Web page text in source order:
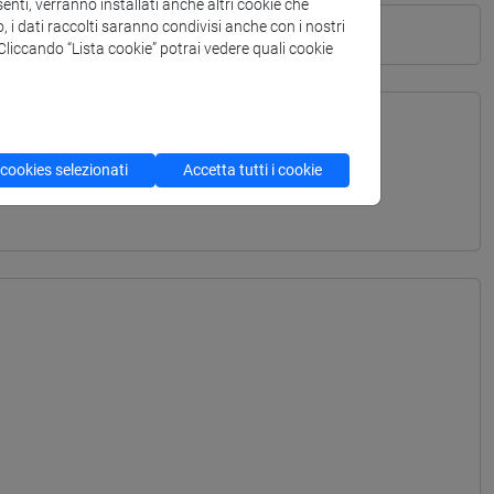
- Laurea
verranno installati anche altri cookie che
i dati raccolti saranno condivisi anche con i nostri
“Lista cookie” potrai vedere quali cookie
selezionati Accetta tutti i cookie